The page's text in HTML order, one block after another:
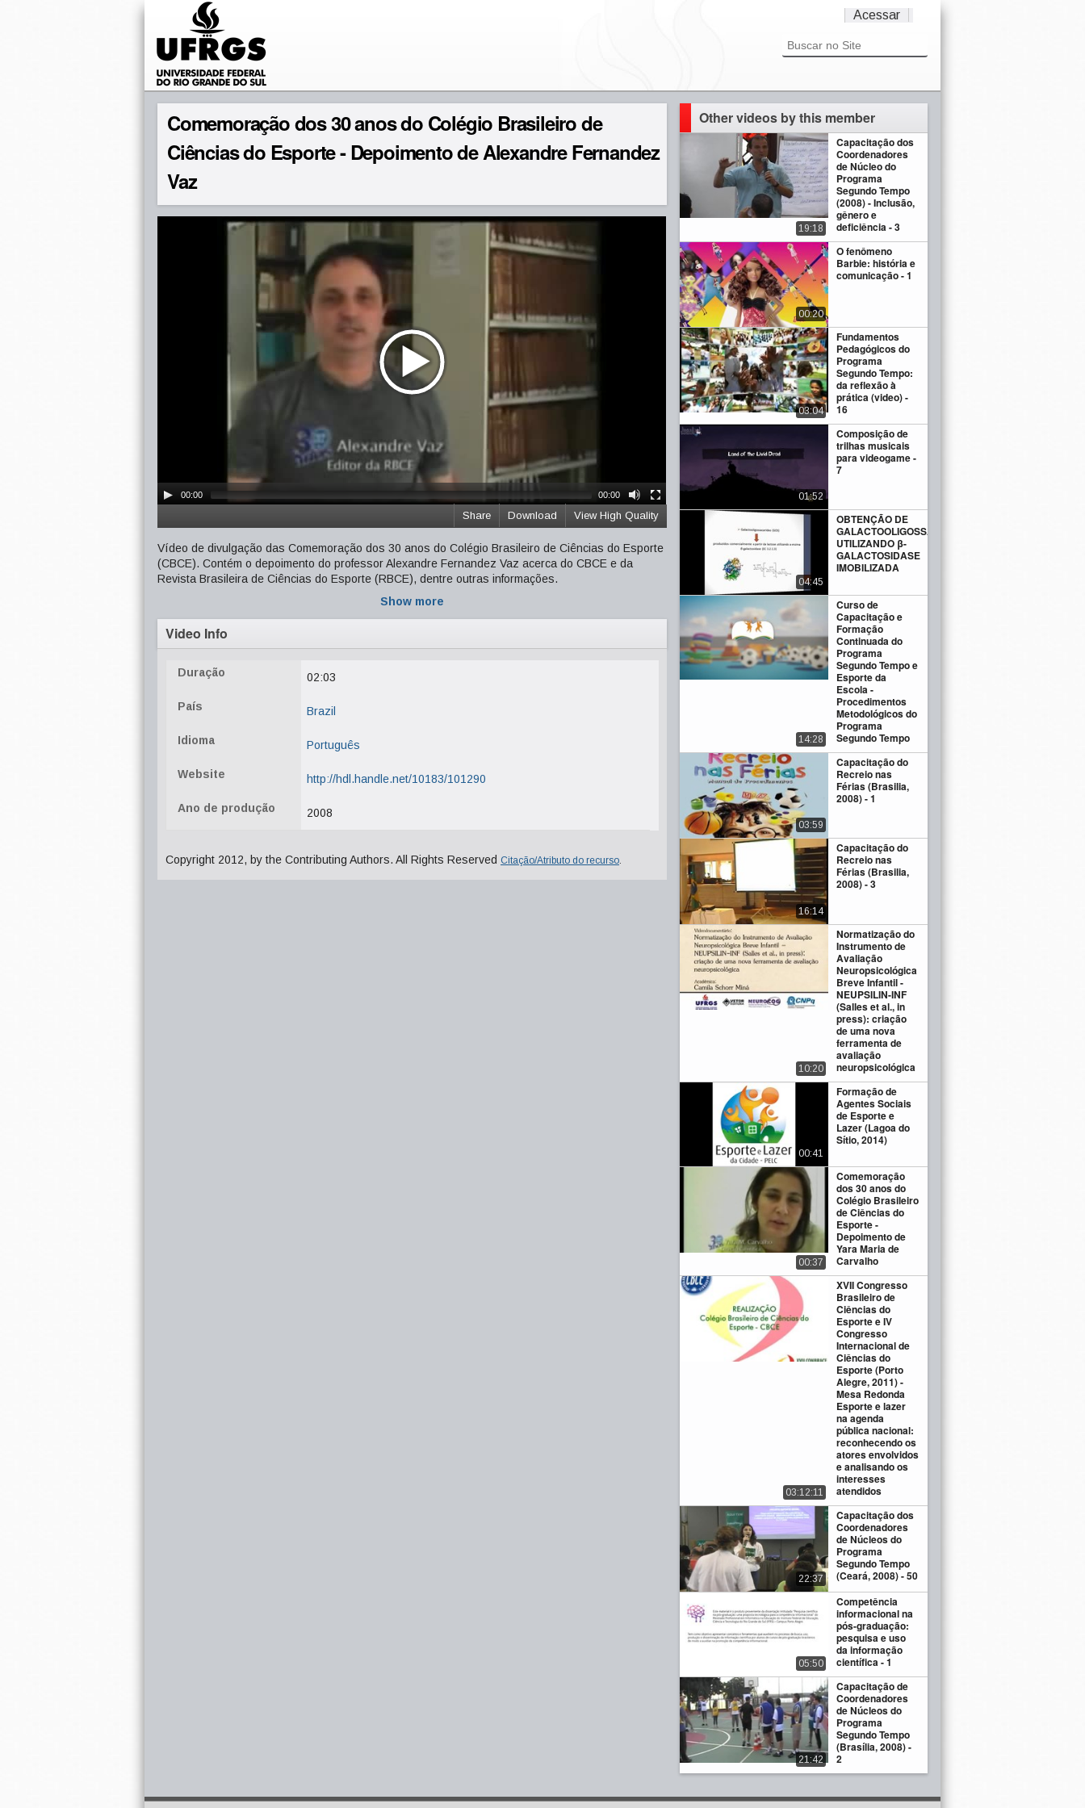
Acessar
Comemoração dos 30 anos do Colégio Brasileiro de
Ciências do Esporte - Depoimento de Alexandre Fernandez
Vaz
00:00 00:00
View High Quality
Download
Share
Vídeo de divulgação das Comemoração dos 30 anos do Colégio Brasileiro de Ciências do Esporte
(CBCE). Contém o depoimento do professor Alexandre Fernandez Vaz acerca do CBCE e da
Revista Brasileira de Ciências do Esporte (RBCE), dentre outras informações.
Show more
Video Info
Duração 02:03
País Brazil
Idioma Português
Website http://hdl.handle.net/10183/101290
Ano de produção 2008
Copyright 2012, by the Contributing Authors. All Rights Reserved Citação/Atributo do recurso.
Other videos by this member
Capacitação dos
Coordenadores
de Núcleo do
Programa
Segundo Tempo
(2008) - Inclusão,
gênero e
deficiência - 3
19:18
O fenômeno
Barbie: história e
comunicação - 1
00:20
Fundamentos
Pedagógicos do
Programa
Segundo Tempo:
da reflexão à
prática (video) -
16
03:04
Composição de
trilhas musicais
para videogame -
7
01:52
OBTENÇÃO DE
GALACTOOLIGOSSACARÍDEOS
UTILIZANDO β-
GALACTOSIDASE
IMOBILIZADA
04:45
Curso de
Capacitação e
Formação
Continuada do
Programa
Segundo Tempo e
Esporte da
Escola -
Procedimentos
Metodológicos do
Programa
Segundo Tempo
14:28
Capacitação do
Recreio nas
Férias (Brasilia,
2008) - 1
03:59
Capacitação do
Recreio nas
Férias (Brasilia,
2008) - 3
16:14
Normatização do
Instrumento de
Avaliação
Neuropsicológica
Breve Infantil -
NEUPSILIN-INF
(Salles et al., in
press): criação
de uma nova
ferramenta de
avaliação
neuropsicológica
10:20
Formação de
Agentes Sociais
de Esporte e
Lazer (Lagoa do
Sítio, 2014)
00:41
Comemoração
dos 30 anos do
Colégio Brasileiro
de Ciências do
Esporte -
Depoimento de
Yara Maria de
Carvalho
00:37
XVII Congresso
Brasileiro de
Ciências do
Esporte e IV
Congresso
Internacional de
Ciências do
Esporte (Porto
Alegre, 2011) -
Mesa Redonda
Esporte e lazer
na agenda
pública nacional:
reconhecendo os
atores envolvidos
e analisando os
interesses
atendidos
03:12:11
Capacitação dos
Coordenadores
de Núcleos do
Programa
Segundo Tempo
(Ceará, 2008) - 50
22:37
Competência
informacional na
pós-graduação:
pesquisa e uso
da informação
científica - 1
05:50
Capacitação de
Coordenadores
de Núcleos do
Programa
Segundo Tempo
(Brasília, 2008) -
2
21:42